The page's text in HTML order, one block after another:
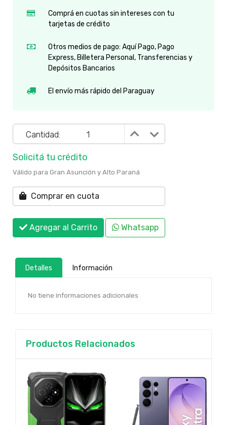
Comprá en cuotas sin intereses con tu
tarjetas de crédito
Otros medios de pago: Aquí Pago, Pago
Express, Billetera Personal, Transferencias y
Depósitos Bancarios
El envío más rápido del Paraguay
Cantidad:
Solicitá tu crédito
Válido para Gran Asunción y Alto Paraná
Comprar en cuota
Agregar al Carrito Whatsapp
Detalles Información
No tiene informaciones adicionales
Productos Relacionados